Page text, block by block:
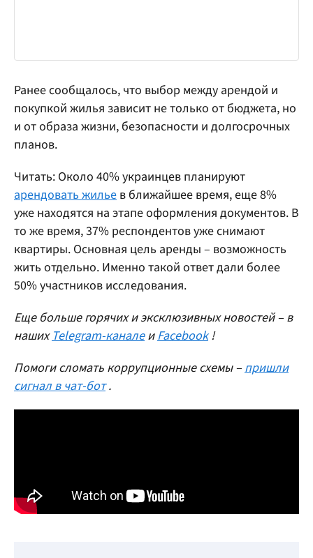
Ранее сообщалось, что выбор между арендой и
покупкой жилья зависит не только от бюджета, но
и от образа жизни, безопасности и долгосрочных
планов.
Читать: Около 40% украинцев планируют
арендовать жилье в ближайшее время, еще 8%
уже находятся на этапе оформления документов. В
то же время, 37% респондентов уже снимают
квартиры. Основная цель аренды – возможность
жить отдельно. Именно такой ответ дали более
50% участников исследования.
Еще больше горячих и эксклюзивных новостей – в
нашихTelegram-канале иFacebook !
Помоги сломать коррупционные схемы –пришли
сигнал в чат-бот .